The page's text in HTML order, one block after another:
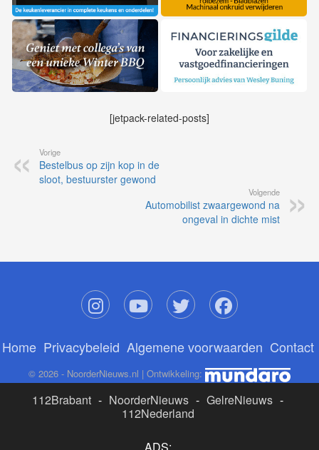
[jetpack-related-posts]
Vorige
Bestelbus op zijn kop in de
sloot, bestuurster gewond
Volgende
Automobilist zwaargewond na
ongeval in dichte mist
Home Privacybeleid Algemene voorwaarden Contact
© 2026 - NoorderNieuws.nl | Ontwikkeling:
112Brabant - NoorderNieuws - GelreNieuws -
112Nederland